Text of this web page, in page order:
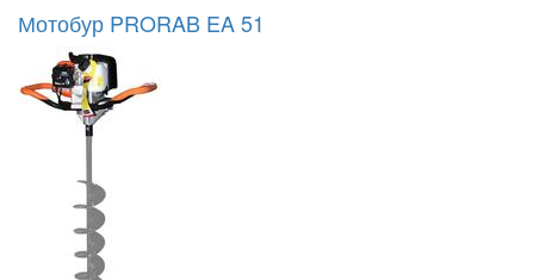
Мотобур PRORAB EA 51